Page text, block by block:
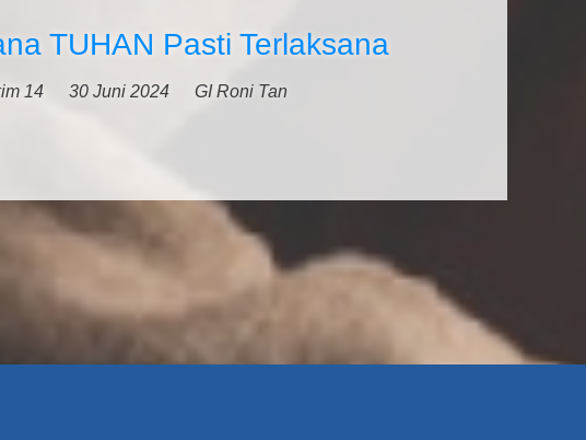
TUHAN Pasti Terlaksana
14 30 Juni 2024 GI Roni Tan